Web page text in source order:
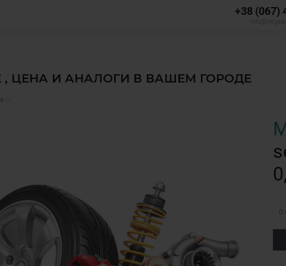
+38 (067)
, ЦЕНА И АНАЛОГИ В ВАШЕМ ГОРОДЕ